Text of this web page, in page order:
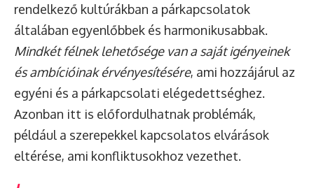
rendelkező kultúrákban a párkapcsolatok
általában egyenlőbbek és harmonikusabbak.
Mindkét félnek lehetősége van a saját igényeinek
és ambícióinak érvényesítésére, ami hozzájárul az
egyéni és a párkapcsolati elégedettséghez.
Azonban itt is előfordulhatnak problémák,
például a szerepekkel kapcsolatos elvárások
eltérése, ami konfliktusokhoz vezethet.